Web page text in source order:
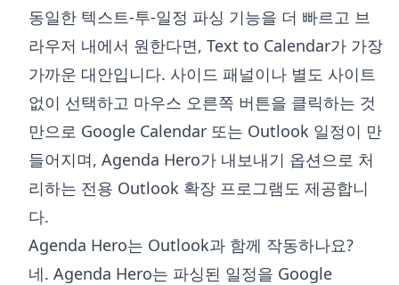
동일한 텍스트-투-일정 파싱 기능을 더 빠르고 브
라우저 내에서 원한다면, Text to Calendar가 가장
가까운 대안입니다. 사이드 패널이나 별도 사이트
없이 선택하고 마우스 오른쪽 버튼을 클릭하는 것
만으로 Google Calendar 또는 Outlook 일정이 만
들어지며, Agenda Hero가 내보내기 옵션으로 처
리하는 전용 Outlook 확장 프로그램도 제공합니
다.
Agenda Hero는 Outlook과 함께 작동하나요?
네. Agenda Hero는 파싱된 일정을 Google